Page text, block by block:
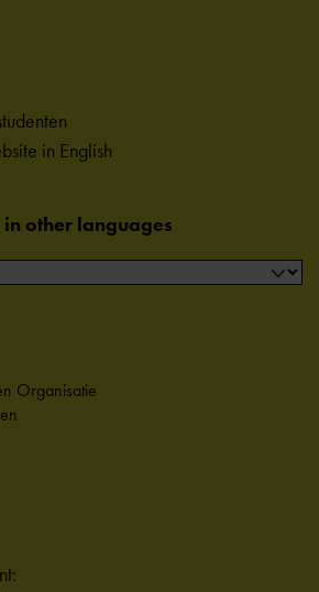
in English
other languages
Organisatie